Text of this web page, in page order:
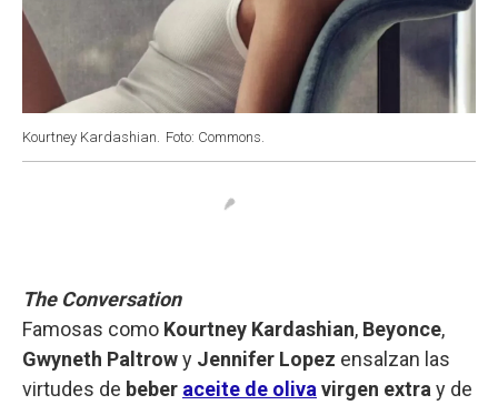
Kourtney Kardashian. Foto: Commons.
The Conversation
Famosas como Kourtney Kardashian, Beyonce,
Gwyneth Paltrowy Jennifer Lopez ensalzan las
virtudes de beber aceite de oliva virgen extra y de